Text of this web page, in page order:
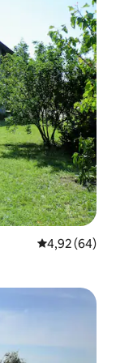
4,92 de uma
4,92 (64)